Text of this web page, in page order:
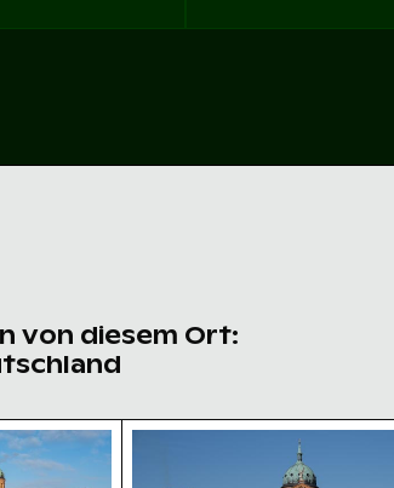
von diesem Ort:
Park, Berlin
Friedrichshain Park